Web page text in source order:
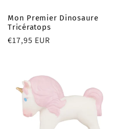
Mon Premier Dinosaure
Tricératops
Prix
€17,95 EUR